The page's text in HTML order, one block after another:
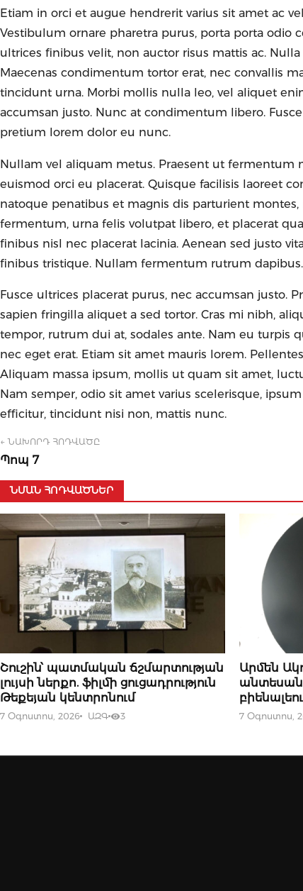
Etiam in orci et augue hendrerit varius sit amet ac
Vestibulum ornare pharetra purus, porta porta odio
ultrices finibus velit, non auctor risus mattis ac.
Maecenas condimentum tortor erat, nec convallis
tincidunt urna. Morbi mollis nulla leo, vel aliquet
accumsan justo. Nunc at condimentum libero.
pretium lorem dolor eu nunc.
Nullam vel aliquam metus. Praesent ut fermentum
euismod orci eu placerat. Quisque facilisis laoreet
natoque penatibus et magnis dis parturient
fermentum, urna felis volutpat libero, et placerat
finibus nisl nec placerat lacinia. Aenean sed justo
finibus tristique. Nullam fermentum rutrum
Fusce ultrices placerat purus, nec accumsan justo.
sapien fringilla aliquet a sed tortor. Cras mi nibh,
tempor, rutrum dui at, sodales ante. Nam eu turpis
nec eget erat. Etiam sit amet mauris lorem.
Aliquam massa ipsum, mollis ut quam sit amet,
Nam semper, odio sit amet varius scelerisque,
efficitur, tincidunt nisi non, mattis nunc.
← ՆԱԽՈՐԴ ՀՈԴՎԱԾԸ
Պոպ 7
ՆՄԱՆ ՀՈԴՎԱԾՆԵՐ
07 ՕԳՈՍՏՈՍԻ, 2026
Շուշին՝ պատմական ճշմարտության
լույսի ներքո. ֆիլմի ցուցադրություն
Թեքեյան կենտրոնում
7 Օգոստոս, 2026 ԱԶԳ 3
ԱԶԳ
Արմեն
7 Օգոստոս,